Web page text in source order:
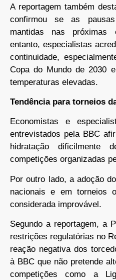
A reportagem também
confirmou se as
mantidas nas
entanto, especialistas
continuidade,
Copa do Mundo de 2030
temperaturas elevadas.
Tendência para torneios
Economistas e
entrevistados pela BBC
hidratação dificilmente
competições organizadas
Por outro lado, a adoção
nacionais e em torneios
considerada improvável.
Segundo a reportagem, a
restrições regulatórias no
reação negativa dos
à BBC que não pretende
competições como a